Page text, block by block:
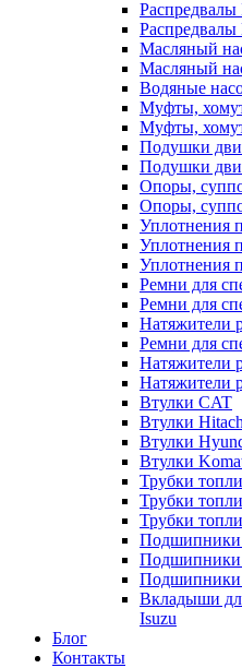
Распредвалы
Распредвалы
Масляный
Масляный
Водяные
Муфты,
Муфты,
Подушки
Подушки
Опоры,
Опоры,
Уплотнения
Уплотнения
Уплотнения
Ремни для
Ремни для
Натяжители
Ремни для
Натяжители
Натяжители
Втулки CAT
Втулки
Втулки
Втулки
Трубки
Трубки
Трубки
Подшипники
Подшипники
Вкладыши
Isuzu
Блог
Контакты